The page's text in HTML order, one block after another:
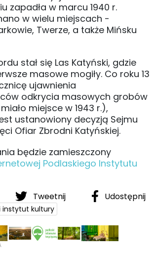
zapadła w marcu 1940 r.
w wielu miejscach -
Twerze, a także Mińsku
stał się Las Katyński, gdzie
masowe mogiły. Co roku 13
ujawnienia
odkrycia masowych grobów
miejsce w 1943 r.),
ustanowiony decyzją Sejmu
Ofiar Zbrodni Katyńskiej.
będzie zamieszczony
Podlaskiego Instytutu
Tweetnij Udostępnij
instytut kultury